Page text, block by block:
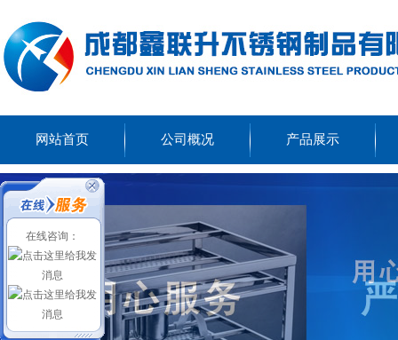
网站首页 公司概况 产品展示
在线咨询：